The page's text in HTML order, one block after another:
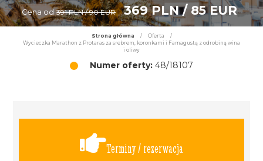
Cena od 391 PLN / 90 EUR 369 PLN / 85 EUR
Strona główna / Oferta
/
Wycieczka Marathon z Protaras za srebrem, koronkami i Famagustą z odrobiną wina
i oliwy
Numer oferty: 48/18107
Terminy / rezerwacja